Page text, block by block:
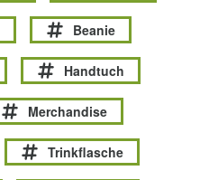
Beanie
Handtuch
Merchandise
Trinkflasche